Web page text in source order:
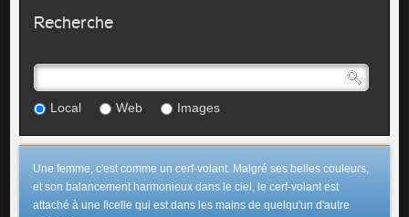
Recherche
Local Web Images
Une femme, c'est comme un cerf-volant. Malgré ses belles couleurs,
et son balancement harmonieux dans le ciel, le cerf-volant est
attaché à une ficelle qui est dans les mains de quelqu'un d'autre